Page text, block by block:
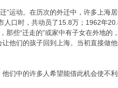
动。在历次的外迁中，许多上海居
口时，共动员了15.8万；1962年
些“迁走的”或家中有子女在外地的
他们的孩子回到上海。当初直接做
中的许多人希望能借此机会使不利